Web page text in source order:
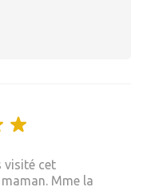
visité cet
Mme la